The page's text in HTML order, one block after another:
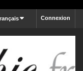
Connexion